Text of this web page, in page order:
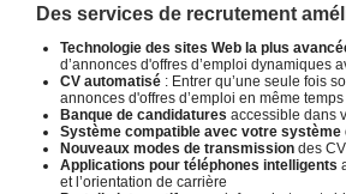
Des services de recrutement
Technologie des sites Web la plus
d’annonces d'offres d’emploi dynamiques
CV automatisé : Entrer qu’une seule fois
annonces d'offres d’emploi en même
Banque de candidatures accessible dans
Système compatible avec votre système
Nouveaux modes de transmission des
Applications pour téléphones intelligents
et l’orientation de carrière